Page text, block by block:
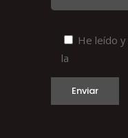
He leído
la